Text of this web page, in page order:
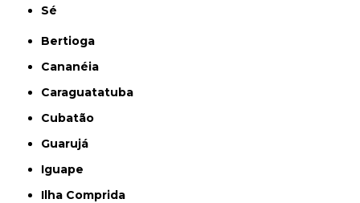
Sé
Bertioga
Cananéia
Caraguatatuba
Cubatão
Guarujá
Iguape
Ilha Comprida